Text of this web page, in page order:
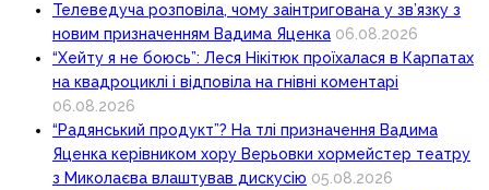
Телеведуча розповіла, чому заінтригована у зв’язку з
новим призначенням Вадима Яценка 06.08.2026
“Хейту я не боюсь”: Леся Нікітюк проїхалася в Карпатах
на квадроциклі і відповіла на гнівні коментарі
06.08.2026
“Радянський продукт”? На тлі призначення Вадима
Яценка керівником хору Верьовки хормейстер театру
з Миколаєва влаштував дискусію 05.08.2026